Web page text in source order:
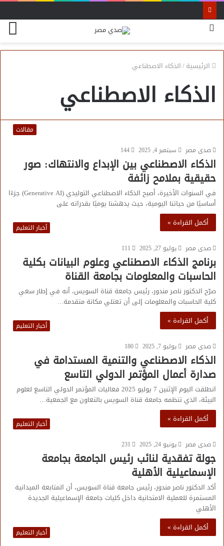
الرئيسية/الذكاء الاصطناعي
الذكاء الاصطناعي
مقالات
صدى مصر
سبتمبر 4, 2025 144
الذكاء الاصطناعي بين الإبداع والانتهاك: صور
حقيقية بملامح زائفة
في السنوات الأخيرة، أصبح الذكاء الاصطناعي التوليدي (Generative AI) جزءًا
أساسيًا من حياتنا اليومية، حيث يدهشنا يوميًا بقدراته على
أكمل القراءة »
أخبار التعليم
صدى مصر
يوليو 27, 2025 111
برنامج الذكاء الاصطناعي وعلوم البيانات بكلية
الحاسبات والمعلومات بجامعة القناة
صرّح الدكتور ناصر مندور، رئيس جامعة قناة السويس، أنه في إطار سعي
كلية الحاسبات والمعلومات إلى أن تعتلي مكانة متقدمة…
أكمل القراءة »
أخبار التعليم
صدى مصر
يوليو 7, 2025 180
الذكاء الاصطناعي والتنمية المستدامة في
صدارة أعمال المؤتمر الدولي التاسع
انطلقت اليوم الإثنين 7 يوليو 2025 فعاليات المؤتمر الدولي التاسع لعلوم
البيئة، الذي تنظمه جامعة قناة السويس بالتعاون مع الجمعية…
أكمل القراءة »
أخبار التعليم
صدى مصر
يونيو 24, 2025 231
جولة تفقدية لنائب رئيس الجامعة بجامعة
الإسماعيلية الأهلية
أكد الدكتور ناصر مندور، رئيس جامعة قناة السويس، أن المتابعة الميدانية
المستمرة للعملية الامتحانية داخل كليات جامعة الإسماعيلية الجديدة
الأهلي
أكمل القراءة »
أخبار التعليم